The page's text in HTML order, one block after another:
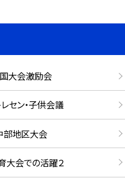
国大会激励会
セン・子供会議
部地区大会
大会での活躍２